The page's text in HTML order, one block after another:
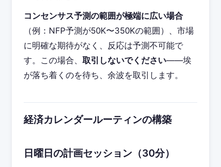
コンセンサス予測の範囲が極端に広い場合
（例：NFP予測が50K〜350Kの範囲）、市場
に明確な期待がなく、反応は予測不可能で
す。この場合、 取引しないでください——埃
が落ち着くのを待ち、余波を取引します。
経済カレンダールーティンの構築
日曜日の計画セッション（30分）